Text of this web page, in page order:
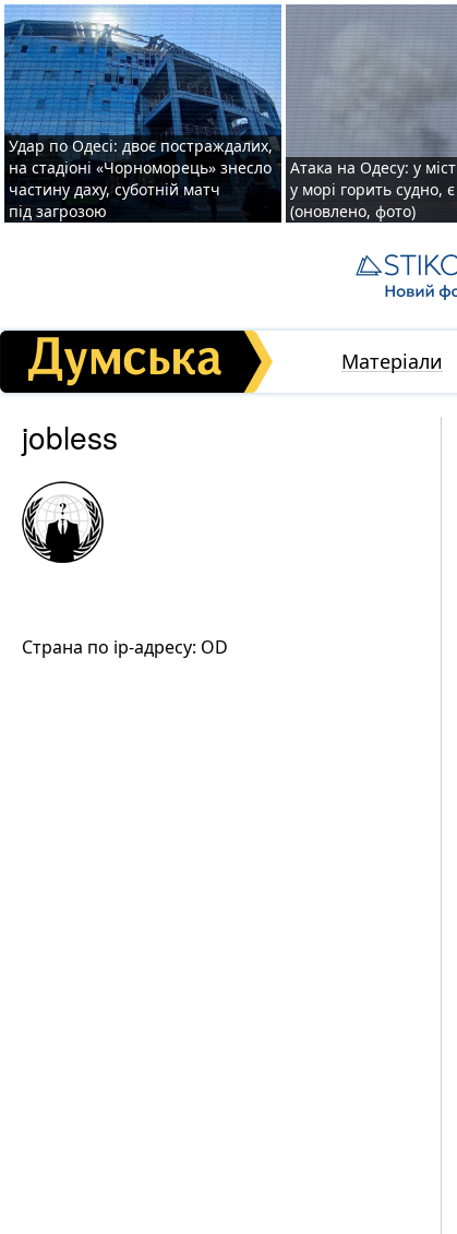
Удар по Одесі: двоє постраждалих,
на стадіоні «Чорноморець» знесло
частину даху, суботній матч
під загрозою
Атака на Одесу: у
у морі горить судно,
(оновлено, фото)
Матеріали
jobless
Страна по ip-адресу: OD